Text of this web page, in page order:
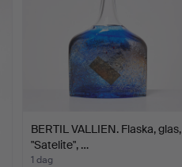
BERTIL VALLIEN. Flaska, glas,
"Satelite", …
1 dag